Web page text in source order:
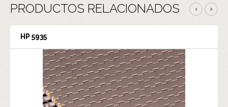
PRODUCTOS RELACIONADOS ‹ ›
HP 5935